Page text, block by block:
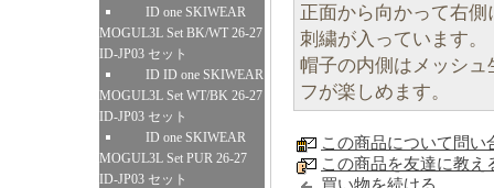
ID one SKIWEAR
MOGUL3L Set BK/WT 26-27
ID-JP03 セット
ID ID one SKIWEAR
MOGUL3L Set WT/BK 26-27
ID-JP03 セット
ID one SKIWEAR
MOGUL3L Set PUR 26-27
ID-JP03 セット
正面から向かって右側
刺繍が入っています。
帽子の内側はメッシ
フが楽しめます。
この商品について問い
この商品を友達に教え